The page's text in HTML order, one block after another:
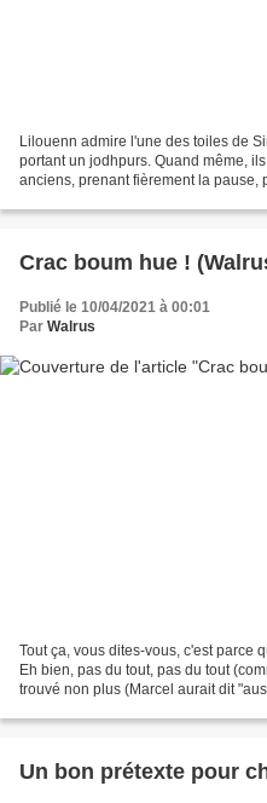
Lilouenn admire l'une des toiles de
portant un jodhpurs. Quand même,
anciens, prenant fièrement la pause,
Crac boum hue !
Publié le 10/04/2021 à 00:01
Par Walrus
Tout ça, vous dites-vous, c'est parce
Eh bien, pas du tout, pas du tout
trouvé non plus (Marcel aurait dit
Un bon prétexte pour